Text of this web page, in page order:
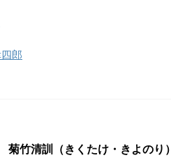
郎
菊竹清訓（きくたけ・きよのり）